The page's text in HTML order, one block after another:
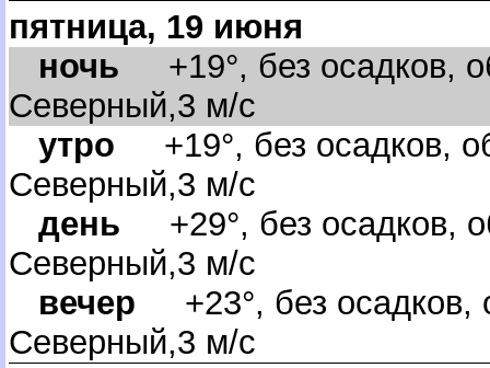
пятница, 19 июня
ночь +19°, без осадков,
Северный,3 м/с
утро +19°, без осадков,
Северный,3 м/с
день +29°, без осадков,
Северный,3 м/с
ечер +23°, без осадков,
Северный,3 м/с